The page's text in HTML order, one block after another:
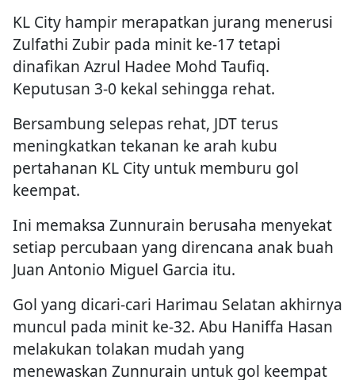
KL City hampir merapatkan jurang menerusi
Zulfathi Zubir pada minit ke-17 tetapi
dinafikan Azrul Hadee Mohd Taufiq.
Keputusan 3-0 kekal sehingga rehat.
Bersambung selepas rehat, JDT terus
meningkatkan tekanan ke arah kubu
pertahanan KL City untuk memburu gol
keempat.
Ini memaksa Zunnurain berusaha menyekat
setiap percubaan yang direncana anak buah
Juan Antonio Miguel Garcia itu.
Gol yang dicari-cari Harimau Selatan akhirnya
muncul pada minit ke-32. Abu Haniffa Hasan
melakukan tolakan mudah yang
menewaskan Zunnurain untuk gol keempat